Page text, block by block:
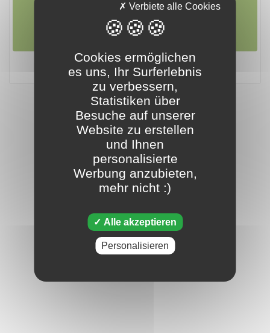
01. mai 2023
Tripeaks - 01. mai 2023
Cookies ermöglichen
es uns, Ihr Surferlebnis
zu verbessern,
Statistiken über
Besuche auf unserer
Website zu erstellen
und Ihnen
personalisierte
Werbung anzubieten,
mehr nicht :)
Alle akzeptieren
Verbiete alle Cookies
Personalisieren